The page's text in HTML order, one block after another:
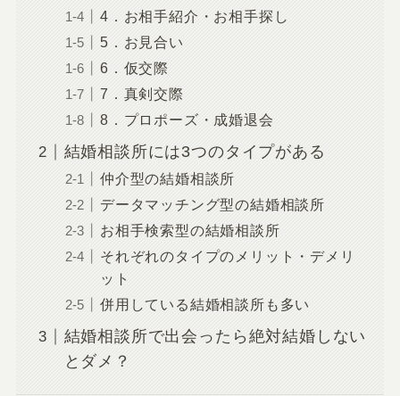
4．お相手紹介・お相手探し
5．お見合い
6．仮交際
7．真剣交際
8．プロポーズ・成婚退会
結婚相談所には3つのタイプがある
仲介型の結婚相談所
データマッチング型の結婚相談所
お相手検索型の結婚相談所
それぞれのタイプのメリット・デメリ
ット
併用している結婚相談所も多い
結婚相談所で出会ったら絶対結婚しない
とダメ？